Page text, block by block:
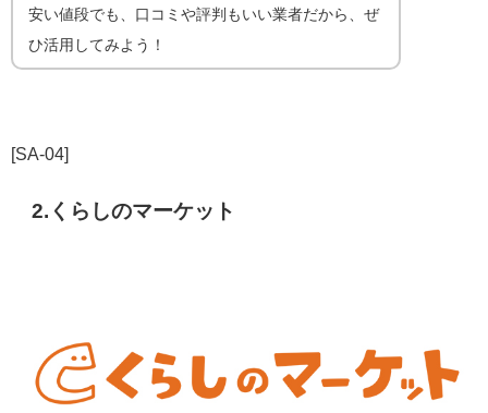
安い値段でも、口コミや評判もいい業者だから、ぜ
ひ活用してみよう！
[SA-04]
2.くらしのマーケット